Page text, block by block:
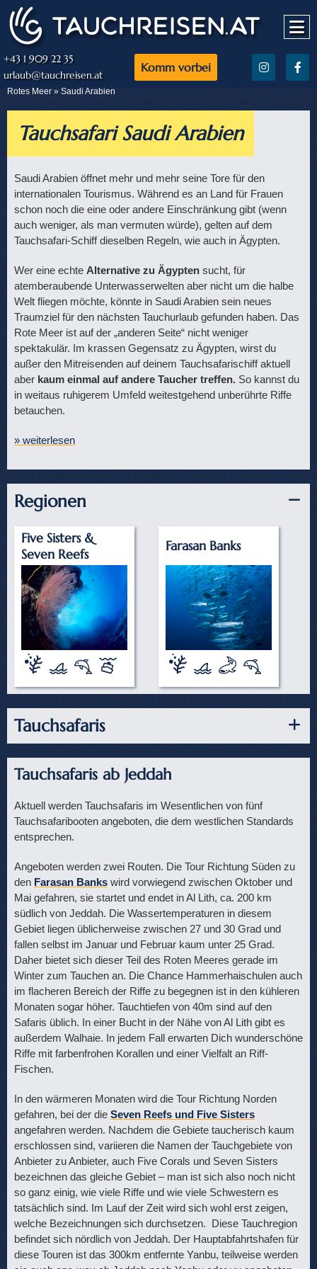
+43 1 909 22 35
urlaub@tauchreisen.at
Komm vorbei
Rotes Meer » Saudi Arabien
Tauchsafari Saudi Arabien
Saudi Arabien öffnet mehr und mehr seine Tore für den
internationalen Tourismus. Während es an Land für Frauen
schon noch die eine oder andere Einschränkung gibt (wenn
auch weniger, als man vermuten würde), gelten auf dem
Tauchsafari-Schiff dieselben Regeln, wie auch in Ägypten.
Wer eine echte Alternative zu Ägypten sucht, für
atemberaubende Unterwasserwelten aber nicht um die halbe
Welt fliegen möchte, könnte in Saudi Arabien sein neues
Traumziel für den nächsten Tauchurlaub gefunden haben. Das
Rote Meer ist auf der „anderen Seite“ nicht weniger
spektakulär. Im krassen Gegensatz zu Ägypten, wirst du
außer den Mitreisenden auf deinem Tauchsafarischiff aktuell
aber kaum einmal auf andere Taucher treffen. So kannst du
in weitaus ruhigerem Umfeld weitestgehend unberührte Riffe
betauchen.
» weiterlesen
Regionen
Five Sisters &
Seven Reefs
Farasan Banks
Tauchsafaris
Tauchsafaris ab Jeddah
Aktuell werden Tauchsafaris im Wesentlichen von fünf
Tauchsafaribooten angeboten, die dem westlichen Standards
entsprechen.
Angeboten werden zwei Routen. Die Tour Richtung Süden zu
den Farasan Banks wird vorwiegend zwischen Oktober und
Mai gefahren, sie startet und endet in Al Lith, ca. 200 km
südlich von Jeddah. Die Wassertemperaturen in diesem
Gebiet liegen üblicherweise zwischen 27 und 30 Grad und
fallen selbst im Januar und Februar kaum unter 25 Grad.
Daher bietet sich dieser Teil des Roten Meeres gerade im
Winter zum Tauchen an. Die Chance Hammerhaischulen auch
im flacheren Bereich der Riffe zu begegnen ist in den kühleren
Monaten sogar höher. Tauchtiefen von 40m sind auf den
Safaris üblich. In einer Bucht in der Nähe von Al Lith gibt es
außerdem Walhaie. In jedem Fall erwarten Dich wunderschöne
Riffe mit farbenfrohen Korallen und einer Vielfalt an Riff-
Fischen.
In den wärmeren Monaten wird die Tour Richtung Norden
gefahren, bei der die Seven Reefs und Five Sisters
angefahren werden. Nachdem die Gebiete taucherisch kaum
erschlossen sind, variieren die Namen der Tauchgebiete von
Anbieter zu Anbieter, auch Five Corals und Seven Sisters
bezeichnen das gleiche Gebiet – man ist sich also noch nicht
so ganz einig, wie viele Riffe und wie viele Schwestern es
tatsächlich sind. Im Lauf der Zeit wird sich wohl erst zeigen,
welche Bezeichnungen sich durchsetzen. Diese Tauchregion
befindet sich nördlich von Jeddah. Der Hauptabfahrtshafen für
diese Touren ist das 300km entfernte Yanbu, teilweise werden